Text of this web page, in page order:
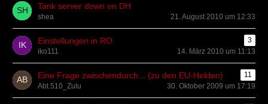
Tank server down on DH
shea 21. August 2010 um 12:33
Einstellungen in RO
3
iko111
14. März 2010 um 11:13
Eine Frage zwischendurch... (zu den EU-Helden)
11
Abt.510_Zulu
30. Oktober 2009 um 17:19